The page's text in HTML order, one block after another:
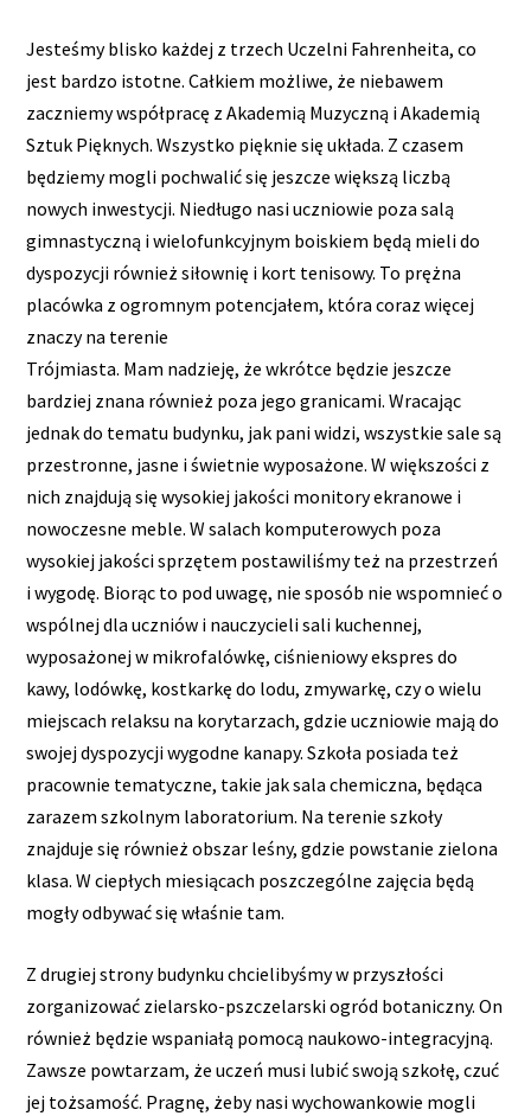
Jesteśmy blisko każdej z trzech Uczelni Fahrenheita, co
jest bardzo istotne. Całkiem możliwe, że niebawem
zaczniemy współpracę z Akademią Muzyczną i Akademią
Sztuk Pięknych. Wszystko pięknie się układa. Z czasem
będziemy mogli pochwalić się jeszcze większą liczbą
nowych inwestycji. Niedługo nasi uczniowie poza salą
gimnastyczną i wielofunkcyjnym boiskiem będą mieli do
dyspozycji również siłownię i kort tenisowy. To prężna
placówka z ogromnym potencjałem, która coraz więcej
znaczy na terenie
Trójmiasta. Mam nadzieję, że wkrótce będzie jeszcze
bardziej znana również poza jego granicami. Wracając
jednak do tematu budynku, jak pani widzi, wszystkie sale są
przestronne, jasne i świetnie wyposażone. W większości z
nich znajdują się wysokiej jakości monitory ekranowe i
nowoczesne meble. W salach komputerowych poza
wysokiej jakości sprzętem postawiliśmy też na przestrzeń
i wygodę. Biorąc to pod uwagę, nie sposób nie wspomnieć o
wspólnej dla uczniów i nauczycieli sali kuchennej,
wyposażonej w mikrofalówkę, ciśnieniowy ekspres do
kawy, lodówkę, kostkarkę do lodu, zmywarkę, czy o wielu
miejscach relaksu na korytarzach, gdzie uczniowie mają do
swojej dyspozycji wygodne kanapy. Szkoła posiada też
pracownie tematyczne, takie jak sala chemiczna, będąca
zarazem szkolnym laboratorium. Na terenie szkoły
znajduje się również obszar leśny, gdzie powstanie zielona
klasa. W ciepłych miesiącach poszczególne zajęcia będą
mogły odbywać się właśnie tam.
Z drugiej strony budynku chcielibyśmy w przyszłości
zorganizować zielarsko-pszczelarski ogród botaniczny. On
również będzie wspaniałą pomocą naukowo-integracyjną.
Zawsze powtarzam, że uczeń musi lubić swoją szkołę, czuć
jej tożsamość. Pragnę, żeby nasi wychowankowie mogli